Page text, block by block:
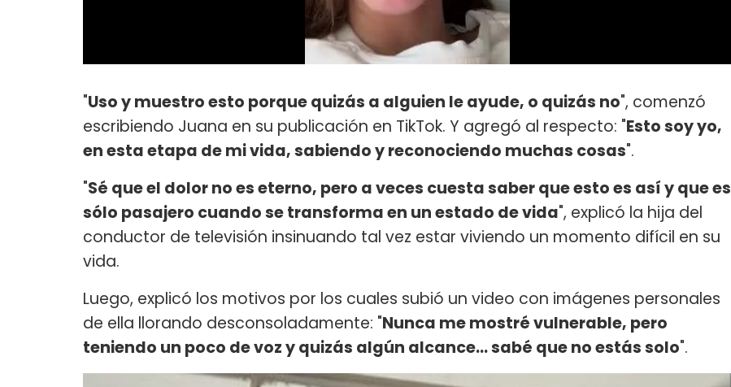
"Uso y muestro esto porque quizás a alguien le ayude, o quizás no", comenzó
escribiendo Juana en su publicación en TikTok. Y agregó al respecto: "Esto soy yo,
en esta etapa de mi vida, sabiendo y reconociendo muchas cosas".
"Sé que el dolor no es eterno, pero a veces cuesta saber que esto es así y que es
sólo pasajero cuando se transforma en un estado de vida", explicó la hija del
conductor de televisión insinuando tal vez estar viviendo un momento difícil en su
vida.
Luego, explicó los motivos por los cuales subió un video con imágenes personales
de ella llorando desconsoladamente: "Nunca me mostré vulnerable, pero
teniendo un poco de voz y quizás algún alcance... sabé que no estás solo".